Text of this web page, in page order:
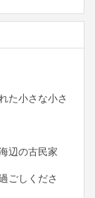
た小さな小さ
辺の古民家
ごしくださ